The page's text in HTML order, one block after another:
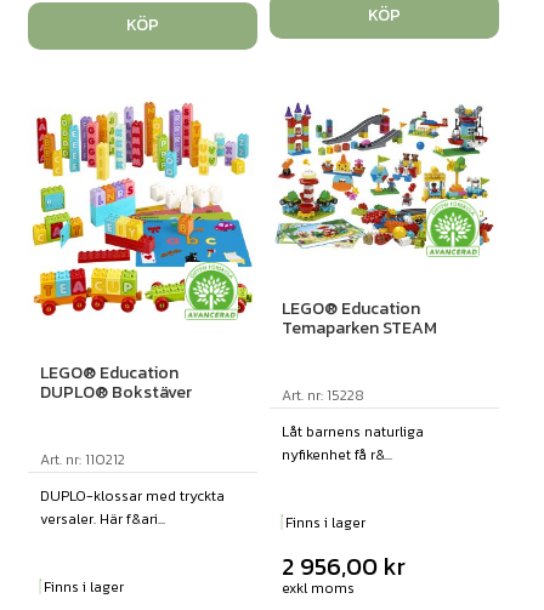
KÖP KÖP
LEGO® Education
DUPLO® Bokstäver
Art. nr: 110212
DUPLO-klossar med tryckta
versaler. Här f&ari...
Finns i lager
LEGO® Education
Temaparken STEAM
Art. nr: 15228
Låt barnens naturliga
nyfikenhet få r&...
Finns i lager
2 956,00 kr
exkl moms